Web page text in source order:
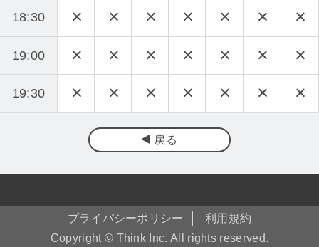
18:30
19:00
19:30
戻る
プライバシーポリシー
利用規約
Copyright © Think Inc. All rights reserved.